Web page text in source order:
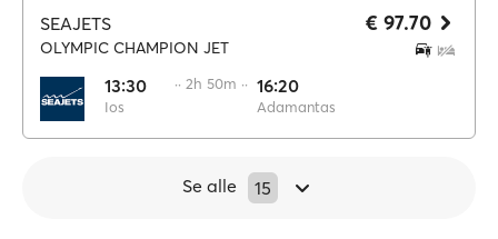
SEAJETS
OLYMPIC CHAMPION JET
13:30
Ios
·· 2h 50m ·· 16:20
Adamantas
€ 97.70
Se alle 15